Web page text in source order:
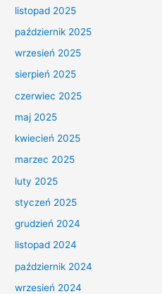
listopad 2025
październik 2025
wrzesień 2025
sierpień 2025
czerwiec 2025
maj 2025
kwiecień 2025
marzec 2025
luty 2025
styczeń 2025
grudzień 2024
listopad 2024
październik 2024
wrzesień 2024